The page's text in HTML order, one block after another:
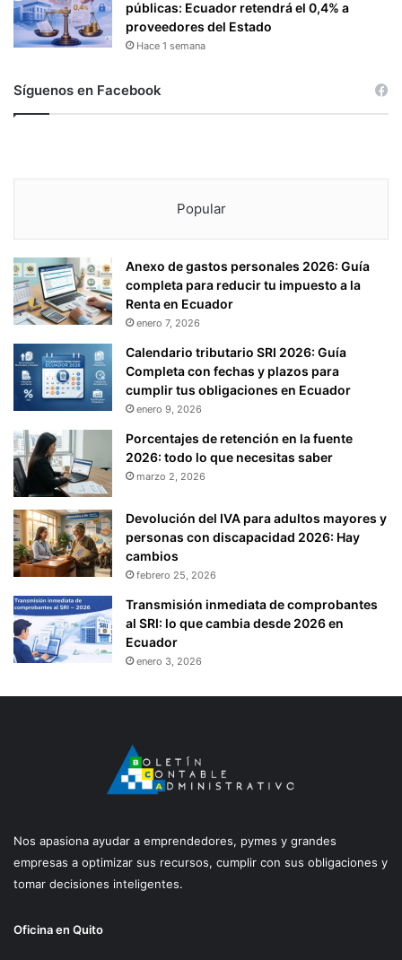
públicas: Ecuador retendrá el 0,4% a
proveedores del Estado
Hace 1 semana
Síguenos en Facebook
Popular
Anexo de gastos personales 2026: Guía
completa para reducir tu impuesto a la
Renta en Ecuador
enero 7, 2026
Calendario tributario SRI 2026: Guía
Completa con fechas y plazos para
cumplir tus obligaciones en Ecuador
enero 9, 2026
Porcentajes de retención en la fuente
2026: todo lo que necesitas saber
marzo 2, 2026
Devolución del IVA para adultos mayores y
personas con discapacidad 2026: Hay
cambios
febrero 25, 2026
Transmisión inmediata de comprobantes
al SRI: lo que cambia desde 2026 en
Ecuador
enero 3, 2026
Nos apasiona ayudar a emprendedores, pymes y grandes
empresas a optimizar sus recursos, cumplir con sus obligaciones y
tomar decisiones inteligentes.
Oficina en Quito